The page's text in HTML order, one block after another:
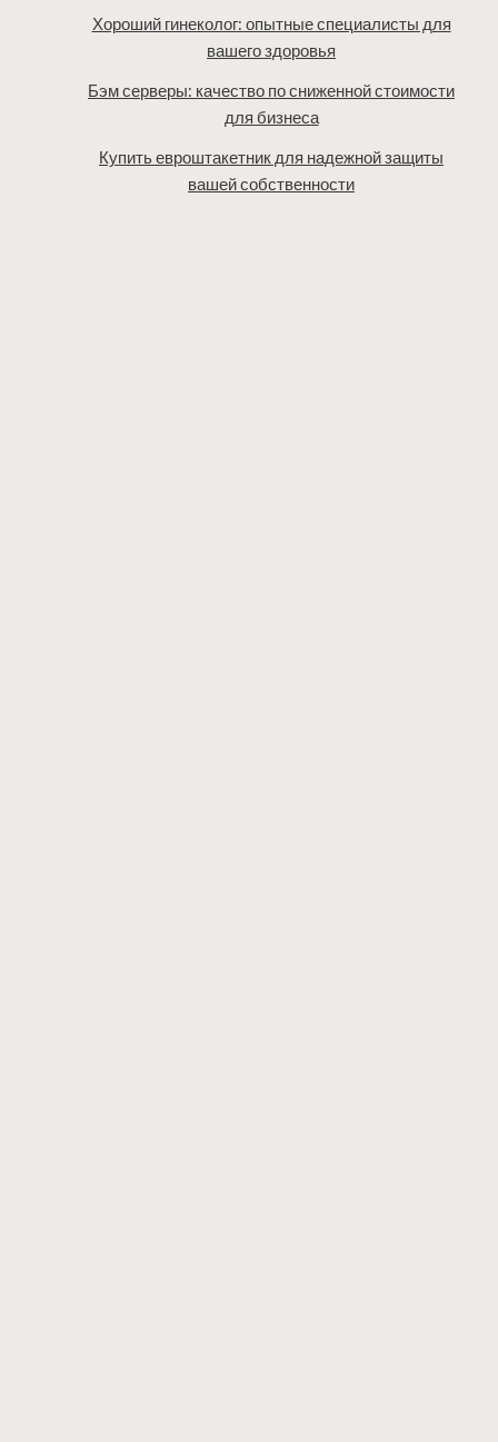
Хороший гинеколог: опытные специалисты для
вашего здоровья
Бэм серверы: качество по сниженной стоимости
для бизнеса
Купить евроштакетник для надежной защиты
вашей собственности